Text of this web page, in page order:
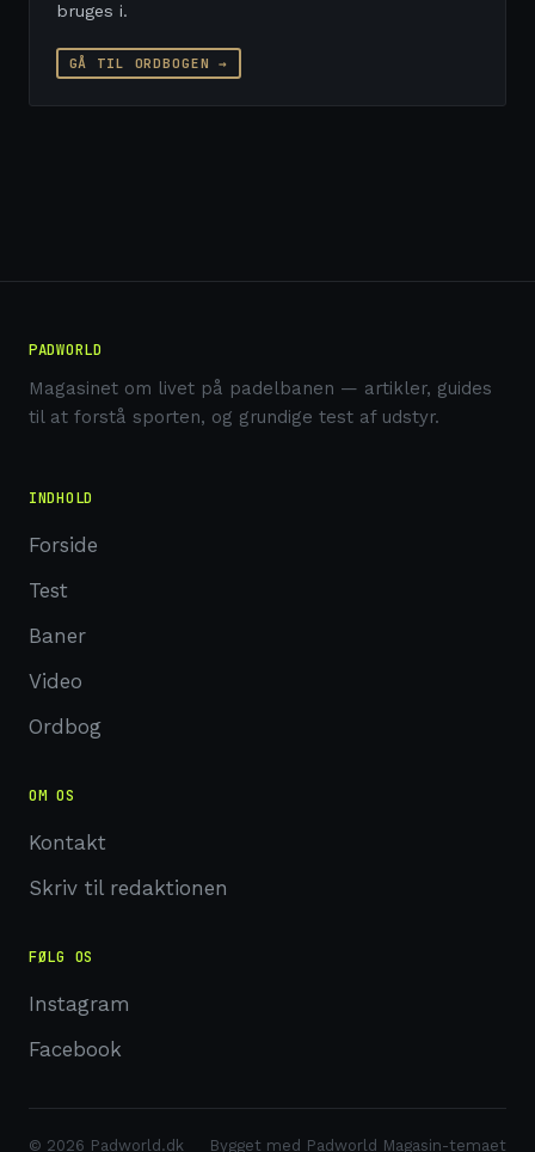
bruges i.
GÅ TIL ORDBOGEN →
PADWORLD
Magasinet om livet på padelbanen — artikler, guides
til at forstå sporten, og grundige test af udstyr.
INDHOLD
Forside
Test
Baner
Video
Ordbog
OM OS
Kontakt
Skriv til redaktionen
FØLG OS
Instagram
Facebook
© 2026 Padworld.dk Bygget med Padworld Magasin-temaet